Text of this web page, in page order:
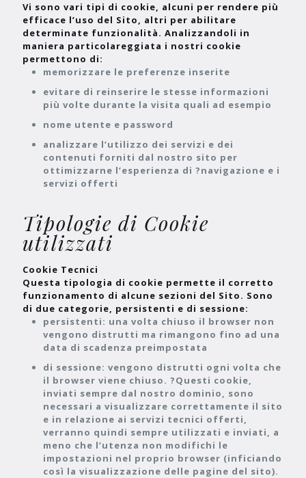
Vi sono vari tipi di cookie, alcuni per rendere più
efficace l’uso del Sito, altri per abilitare
determinate funzionalità. Analizzandoli in
maniera particolareggiata i nostri cookie
permettono di:
memorizzare le preferenze inserite
evitare di reinserire le stesse informazioni
più volte durante la visita quali ad esempio
nome utente e password
analizzare l’utilizzo dei servizi e dei
contenuti forniti dal nostro sito per
ottimizzarne l’esperienza di ?navigazione e i
servizi offerti
Tipologie di Cookie
utilizzati
Cookie Tecnici
Questa tipologia di cookie permette il corretto
funzionamento di alcune sezioni del Sito. Sono
di due categorie, persistenti e di sessione:
persistenti: una volta chiuso il browser non
vengono distrutti ma rimangono fino ad una
data di scadenza preimpostata
di sessione: vengono distrutti ogni volta che
il browser viene chiuso. ?Questi cookie,
inviati sempre dal nostro dominio, sono
necessari a visualizzare correttamente il sito
e in relazione ai servizi tecnici offerti,
verranno quindi sempre utilizzati e inviati, a
meno che l’utenza non modifichi le
impostazioni nel proprio browser (inficiando
così la visualizzazione delle pagine del sito).